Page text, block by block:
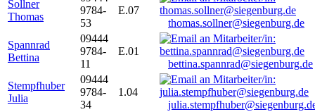
Sollner
Thomas
9784-
53
E.07
thomas.sollner@siegenburg.de
Spannrad
Bettina
09444
9784-
11
E.01
bettina.spannrad@siegenburg.de
Stempfhuber
Julia
09444
9784-
34
1.04